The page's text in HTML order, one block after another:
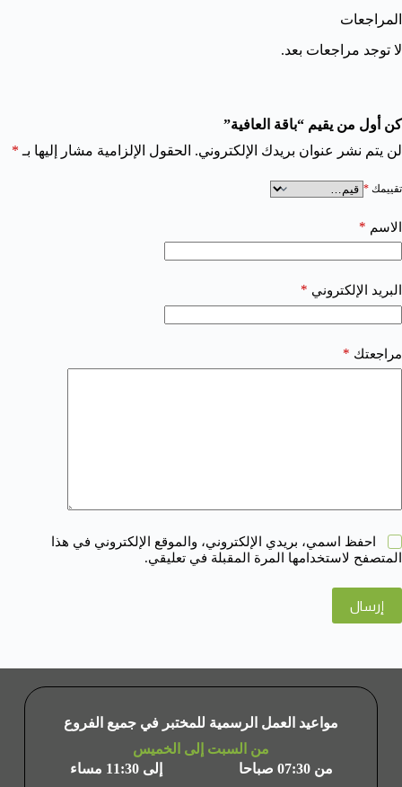
المراجعات
لا توجد مراجعات بعد.
كن أول من يقيم “باقة العافية”
لن يتم نشر عنوان بريدك الإلكتروني. الحقول الإلزامية مشار إليها بـ *
تقييمك *
الاسم *
البريد الإلكتروني *
مراجعتك *
احفظ اسمي، بريدي الإلكتروني، والموقع الإلكتروني في هذا
المتصفح لاستخدامها المرة المقبلة في تعليقي.
إرسال
مواعيد العمل الرسمية للمختبر في جميع الفروع
من السبت إلى الخميس
من 07:30 صباحا
إلى 11:30 مساء